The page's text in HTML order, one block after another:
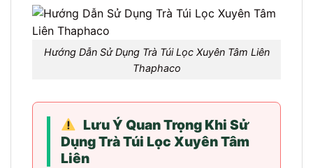
Hướng Dẫn Sử Dụng Trà Túi Lọc Xuyên Tâm Liên
Thaphaco
Lưu Ý Quan Trọng Khi Sử
Dụng Trà Túi Lọc Xuyên Tâm
Liên